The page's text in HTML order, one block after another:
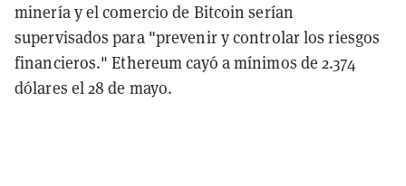
minería y el comercio de Bitcoin serían
supervisados para "prevenir y controlar los riesgos
financieros." Ethereum cayó a mínimos de 2.374
dólares el 28 de mayo.